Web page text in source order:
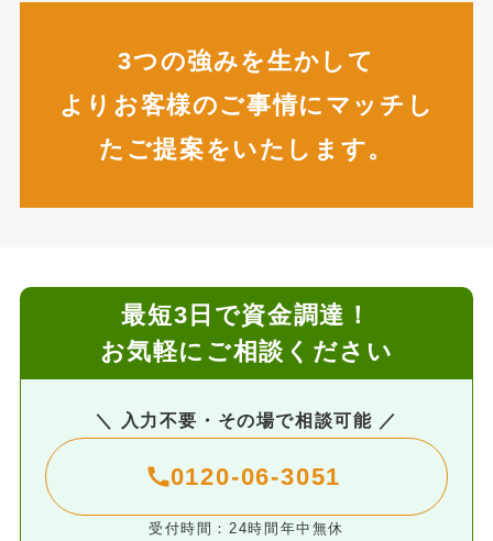
3つの強みを生かして
よりお客様のご事情にマッチし
たご提案をいたします。
最短3日で資金調達！
お気軽にご相談ください
＼ 入力不要・その場で相談可能 ／
0120-06-3051
受付時間：24時間年中無休